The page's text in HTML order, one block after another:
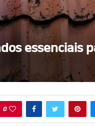
essenciais
0